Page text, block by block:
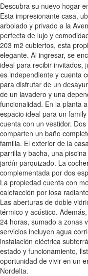
Descubra su nuevo hogar
Esta impresionante casa,
arbolado y privado a la
perfecta de lujo y
203 m2 cubiertos, esta
elegante. Al ingresar, se
ideal para recibir invitados,
es independiente y cuenta
para disfrutar de un
de un lavadero y una
funcionalidad. En la planta
espacio ideal para un
cuenta con un vestidor.
comparten un baño
familia. El exterior de la
parrilla y bacha, una
jardín parquizado. La
complementada por dos
La propiedad cuenta con
calefacción por losa
Las aberturas de doble
térmico y acústico.
24 horas, sumado a zonas
servicios incluyen agua
instalación eléctrica
estado y funcionamiento,
oportunidad de vivir en un
Nordelta.